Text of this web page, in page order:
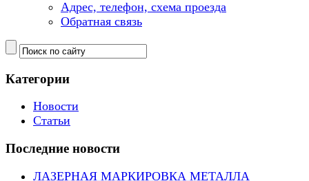
Адрес, телефон, схема проезда
Обратная связь
Категории
Новости
Статьи
Последние новости
ЛАЗЕРНАЯ МАРКИРОВКА МЕТАЛЛА